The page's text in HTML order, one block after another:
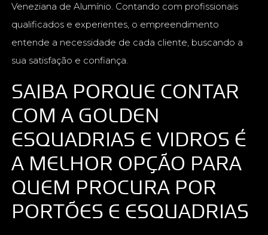
Veneziana de Alumínio. Contando com profissionais
qualificados e experientes, o empreendimento
entende a necessidade de cada cliente, buscando a
sua satisfação e confiança.
SAIBA PORQUE CONTAR
COM A GOLDEN
ESQUADRIAS E VIDROS É
A MELHOR OPÇÃO PARA
QUEM PROCURA POR
PORTÕES E ESQUADRIAS